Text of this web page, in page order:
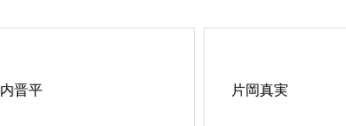
晋平 片岡真実